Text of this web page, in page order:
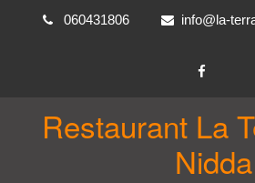
060431806 info@la-
Restaurant La
Nidda